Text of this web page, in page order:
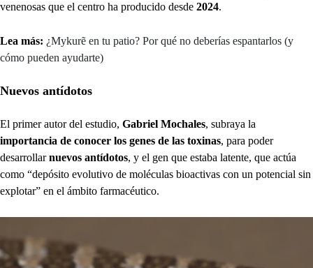
venenosas que el centro ha producido desde 2024.
Lea más: ¿Mykurẽ en tu patio? Por qué no deberías espantarlos (y
cómo pueden ayudarte)
Nuevos antídotos
El primer autor del estudio, Gabriel Mochales, subraya la
importancia de conocer los genes de las toxinas, para poder
desarrollarnuevos antídotos, y el gen que estaba latente, que actúa
como “depósito evolutivo de moléculas bioactivas con un potencial sin
explotar” en el ámbito farmacéutico.